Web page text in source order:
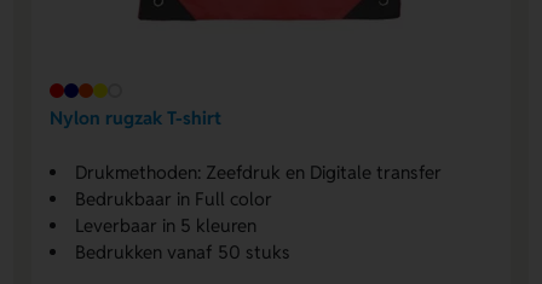
Nylon rugzak T-shirt
Drukmethoden: Zeefdruk en Digitale transfer
Bedrukbaar in Full color
Leverbaar in 5 kleuren
Bedrukken vanaf 50 stuks